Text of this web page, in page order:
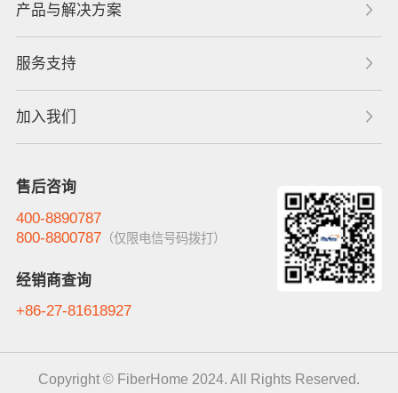
产品与解决方案
服务支持
加入我们
售后咨询
400-8890787
800-8800787（仅限电信号码拨打）
经销商查询
+86-27-81618927
Copyright © FiberHome 2024. All Rights Reserved.